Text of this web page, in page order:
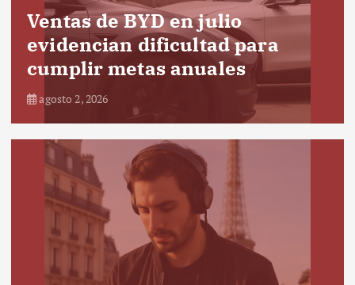
Ventas de BYD en julio
evidencian dificultad para
cumplir metas anuales
agosto 2, 2026